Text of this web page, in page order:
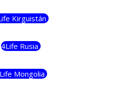
Kirguistán
4Life Rusia
Mongolia